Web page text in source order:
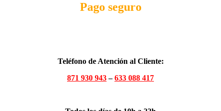
Pago seguro
Teléfono de Atención al Cliente:
871 930 943–633 088 417